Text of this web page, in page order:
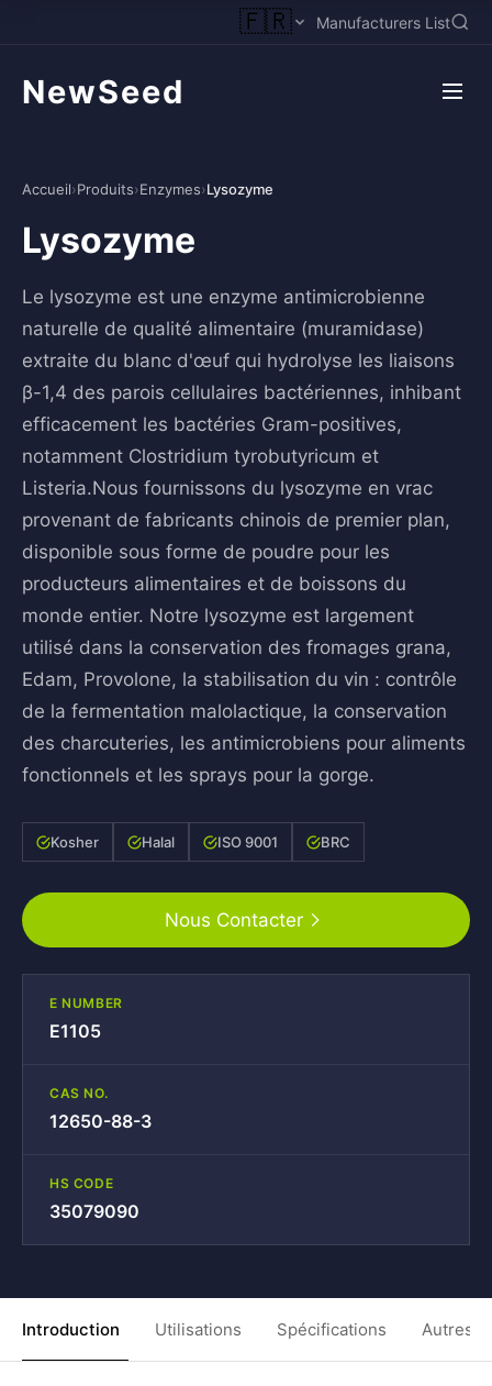
🇫🇷 Manufacturers List
NewSeed
Accueil›Produits›Enzymes›Lysozyme
Lysozyme
Le lysozyme est une enzyme antimicrobienne
naturelle de qualité alimentaire (muramidase)
extraite du blanc d'œuf qui hydrolyse les liaisons
β-1,4 des parois cellulaires bactériennes, inhibant
efficacement les bactéries Gram-positives,
notamment Clostridium tyrobutyricum et
Listeria.Nous fournissons du lysozyme en vrac
provenant de fabricants chinois de premier plan,
disponible sous forme de poudre pour les
producteurs alimentaires et de boissons du
monde entier. Notre lysozyme est largement
utilisé dans la conservation des fromages grana,
Edam, Provolone, la stabilisation du vin : contrôle
de la fermentation malolactique, la conservation
des charcuteries, les antimicrobiens pour aliments
fonctionnels et les sprays pour la gorge.
Kosher Halal ISO 9001 BRC
Nous Contacter
E NUMBER
E1105
CAS NO.
12650-88-3
HS CODE
35079090
Introduction Utilisations Spécifications Autres